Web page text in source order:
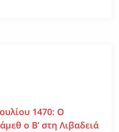
1470: Ο
ο Β’ στη Λιβαδειά